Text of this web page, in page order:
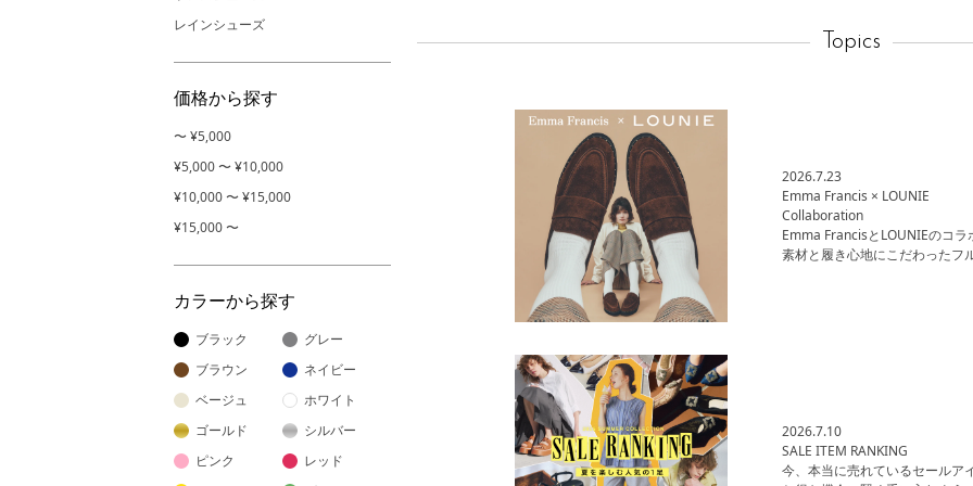
レインシューズ
価格から探す
〜 ¥5,000
¥5,000 〜 ¥10,000
¥10,000 〜 ¥15,000
¥15,000 〜
カラーから探す
ブラック
グレー
ブラウン
ネイビー
ベージュ
ホワイト
ゴールド
シルバー
ピンク
レッド
Topics
2026.7.23
Emma Francis × LOUNIE
Collaboration
Emma FrancisとLOUNIEのコ
素材と履き心地にこだわったフ
2026.7.10
SALE ITEM RANKING
今、本当に売れているセールア